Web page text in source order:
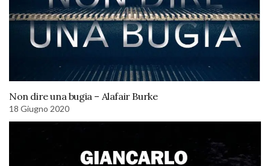
Non dire una bugia – Alafair Burke
18 Giugno 2020